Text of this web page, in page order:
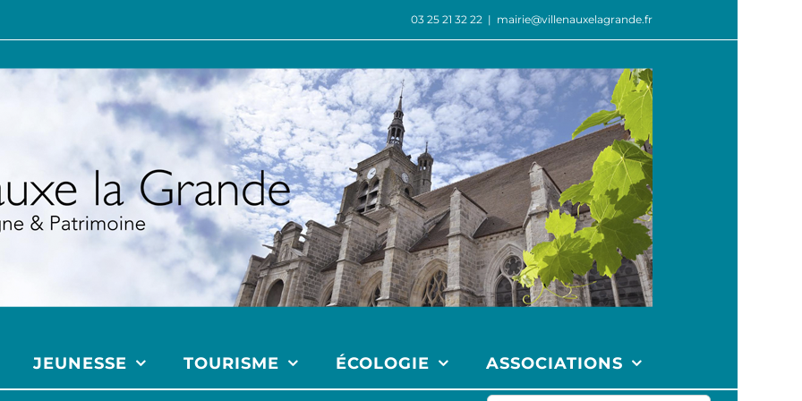
03 25 21 32 22 | mairie@villenauxelagrande.fr
JEUNESSE TOURISME ÉCOLOGIE ASSOCIATIONS